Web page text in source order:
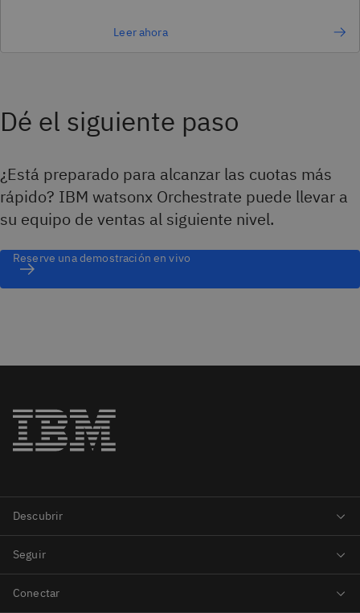
Leer ahora
Dé el siguiente paso
¿Está preparado para alcanzar las cuotas más
rápido? IBM watsonx Orchestrate puede llevar a
su equipo de ventas al siguiente nivel.
Reserve una demostración en vivo